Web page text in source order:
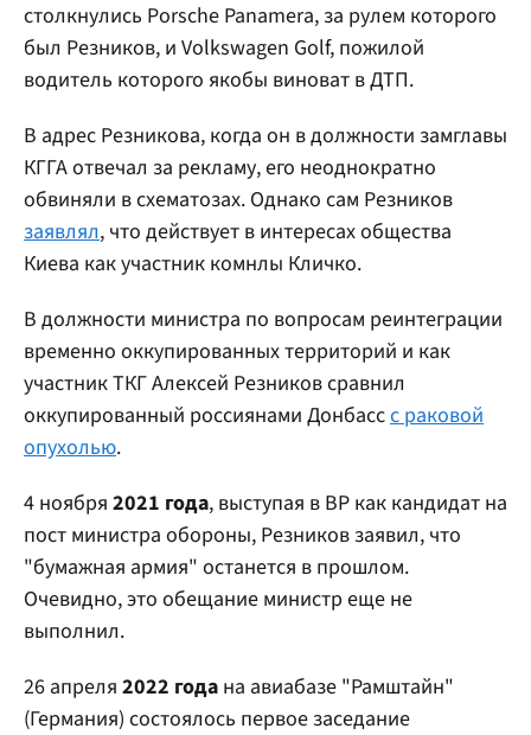
столкнулись Porsche Panamera, за рулем которого
был Резников, и Volkswagen Golf, пожилой
водитель которого якобы виноват в ДТП.
В адрес Резникова, когда он в должности замглавы
КГГА отвечал за рекламу, его неоднократно
обвиняли в схематозах. Однако сам Резников
заявлял, что действует в интересах общества
Киева как участник комнлы Кличко.
В должности министра по вопросам реинтеграции
временно оккупированных территорий и как
участник ТКГ Алексей Резников сравнил
оккупированный россиянами Донбассс раковой
опухолью.
4 ноября 2021 года, выступая в ВР как кандидат на
пост министра обороны, Резников заявил, что
"бумажная армия" останется в прошлом.
Очевидно, это обещание министр еще не
выполнил.
26 апреля 2022 года на авиабазе "Рамштайн"
(Германия) состоялось первое заседание